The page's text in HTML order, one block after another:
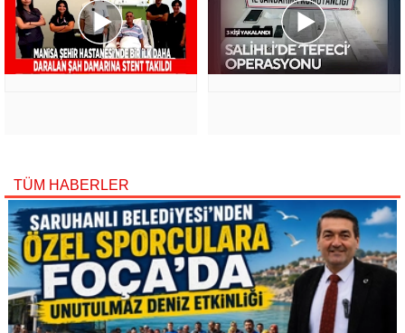
TÜM HABERLER